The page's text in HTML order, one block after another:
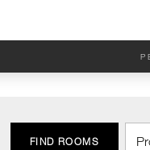
FIND ROOMS